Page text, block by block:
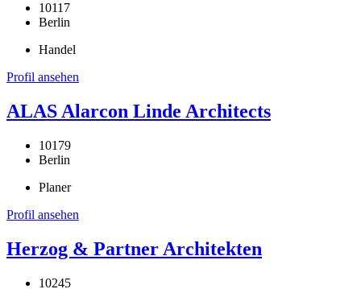
10117
Berlin
Handel
Profil ansehen
ALAS Alarcon Linde Architects
10179
Berlin
Planer
Profil ansehen
Herzog & Partner Architekten
10245